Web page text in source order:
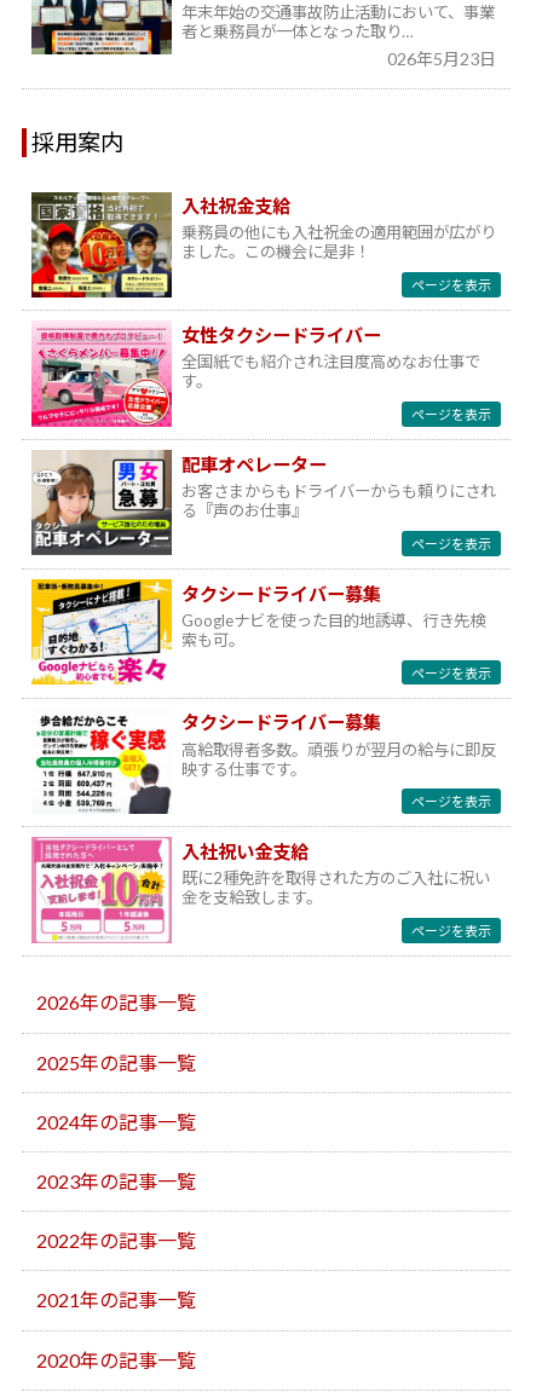
年末年始の交通事故防止活動において、事業
者と乗務員が一体となった取り…
026年5月23日
採用案内
入社祝金支給
乗務員の他にも入社祝金の適用範囲が広がり
ました。この機会に是非！
ページを表示
女性タクシードライバー
全国紙でも紹介され注目度高めなお仕事で
す。
ページを表示
配車オペレーター
お客さまからもドライバーからも頼りにされ
る『声のお仕事』
ページを表示
タクシードライバー募集
Googleナビを使った目的地誘導、行き先検
索も可。
ページを表示
タクシードライバー募集
高給取得者多数。頑張りが翌月の給与に即反
映する仕事です。
ページを表示
入社祝い金支給
既に2種免許を取得された方のご入社に祝い
金を支給致します。
ページを表示
2026年の記事一覧
2025年の記事一覧
2024年の記事一覧
2023年の記事一覧
2022年の記事一覧
2021年の記事一覧
2020年の記事一覧